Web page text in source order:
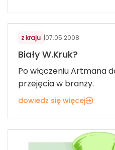
MODA
z kraju |07.05.2008
Biały W.Kruk?
Po włączeniu Artmana
przejęcia w branży.
dowiedz się więcej